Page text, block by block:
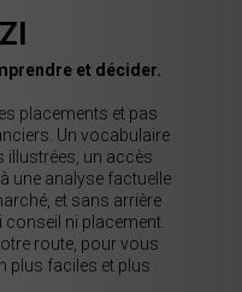
et décider.
placements et pas
Un vocabulaire
illustrées, un accès
une analyse factuelle
et sans arrière
conseil ni placement.
route, pour vous
plus faciles et plus